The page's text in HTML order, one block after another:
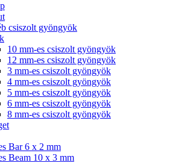
csiszolt gyöngyök
10 mm-es csiszolt gyöngyök
12 mm-es csiszolt gyöngyök
3 mm-es csiszolt gyöngyök
4 mm-es csiszolt gyöngyök
5 mm-es csiszolt gyöngyök
6 mm-es csiszolt gyöngyök
8 mm-es csiszolt gyöngyök
Bar 6 x 2 mm
Beam 10 x 3 mm